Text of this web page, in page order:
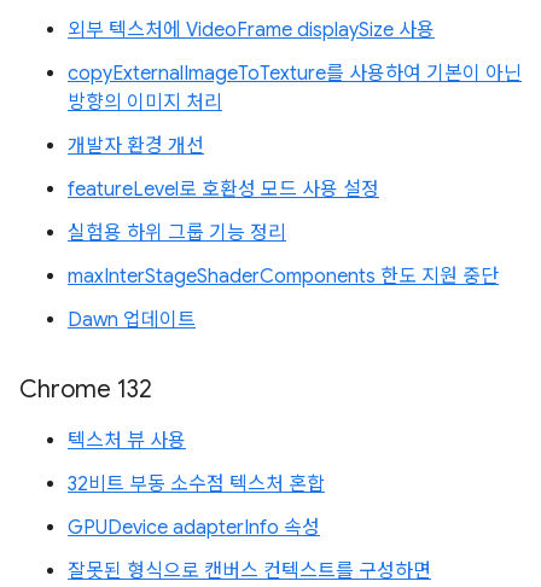
외부 텍스처에 VideoFrame displaySize 사용
copyExternalImageToTexture를 사용하여 기본이 아닌
방향의 이미지 처리
개발자 환경 개선
featureLevel로 호환성 모드 사용 설정
실험용 하위 그룹 기능 정리
maxInterStageShaderComponents 한도 지원 중단
Dawn 업데이트
Chrome 132
텍스처 뷰 사용
32비트 부동 소수점 텍스처 혼합
GPUDevice adapterInfo 속성
잘못된 형식으로 캔버스 컨텍스트를 구성하면